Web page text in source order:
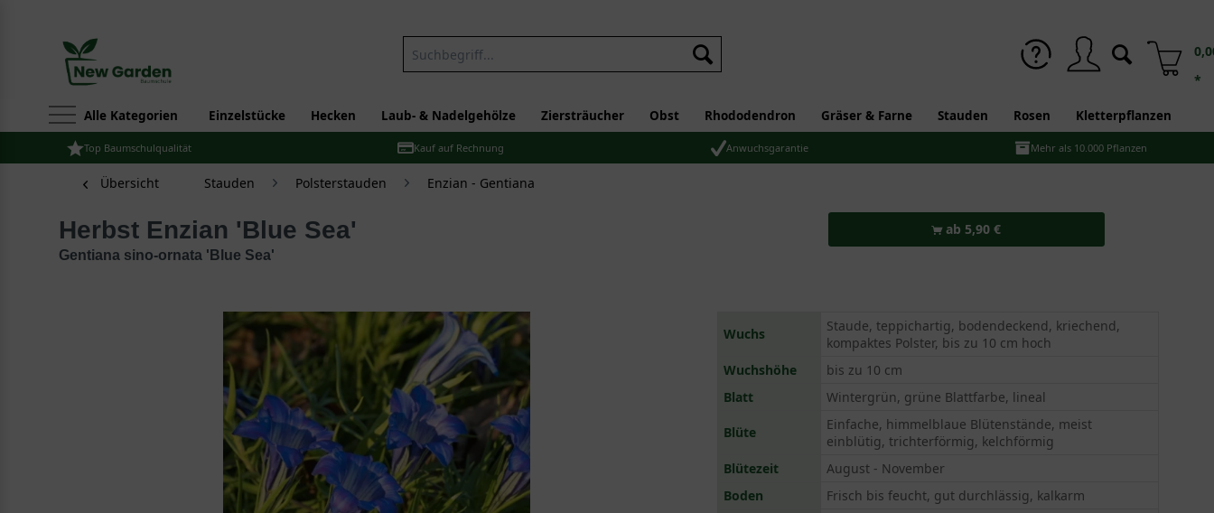
*
Alle Kategorien Einzelstücke Hecken Laub- & Nadelgehölze Ziersträucher Obst Rhododendron Gräser & Farne Stauden Rosen Kletterpflanzen
Top Baumschulqualität Kauf auf Rechnung Anwuchsgarantie Mehr als 10.000 Pflanzen
Übersicht Stauden Polsterstauden Enzian - Gentiana
Herbst Enzian 'Blue Sea'
Gentiana sino-ornata 'Blue Sea'
ab 5,90 €
Wuchs
Staude, teppichartig, bodendeckend, kriechend,
kompaktes Polster, bis zu 10 cm hoch
Wuchshöhe
bis zu 10 cm
Blatt
Wintergrün, grüne Blattfarbe, lineal
Blüte
Einfache, himmelblaue Blütenstände, meist
einblütig, trichterförmig, kelchförmig
Blütezeit
August - November
Boden
Frisch bis feucht, gut durchlässig, kalkarm